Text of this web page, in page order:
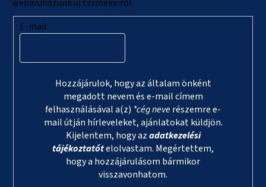
webáruházunk új termékeiről.
E-mail
Hozzájárulok, hogy az általam önként
megadott nevem és e-mail címem
felhasználásával a(z) *cég neverészemre e-
mail útján hírleveleket, ajánlatokat küldjön.
Kijelentem, hogy azadatkezelési
tájékoztatótelolvastam. Megértettem,
hogy a hozzájárulásom bármikor
visszavonhatom.